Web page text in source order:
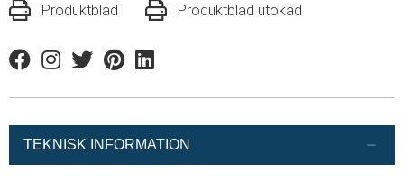
Produktblad Produktblad utökad
FacebookInstagram
TwitterPinterestLinkedin
TEKNISK INFORMATION